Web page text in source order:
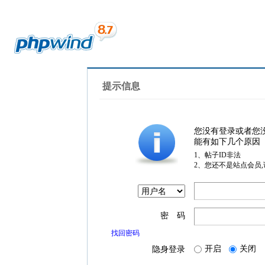
提示信息
您没有登录或者您
能有如下几个原因
1、帖子ID非法
2、您还不是站点会员
密 码
找回密码
隐身登录 开启 关闭